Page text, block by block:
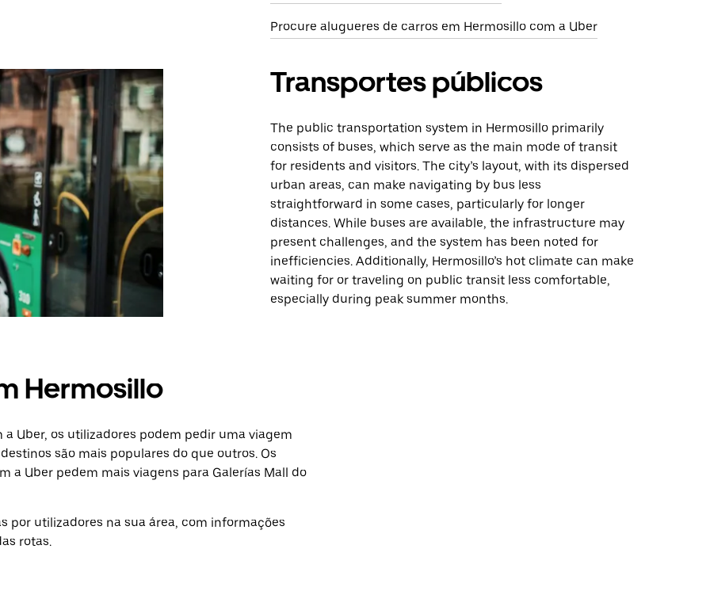
Procure alugueres de carros em Hermosillo com a Uber
Transportes públicos
The public transportation system in Hermosillo primarily
consists of buses, which serve as the main mode of transit
for residents and visitors. The city’s layout, with its dispersed
urban areas, can make navigating by bus less
straightforward in some cases, particularly for longer
distances. While buses are available, the infrastructure may
present challenges, and the system has been noted for
inefficiencies. Additionally, Hermosillo’s hot climate can make
waiting for or traveling on public transit less comfortable,
especially during peak summer months.
Hermosillo
Uber, os utilizadores podem pedir uma viagem
são mais populares do que outros. Os
a Uber pedem mais viagens para Galerías Mall do
por utilizadores na sua área, com informações
rotas.